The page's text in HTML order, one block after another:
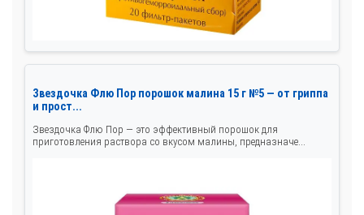
Звездочка Флю Пор порошок малина 15 г №5 — от гриппа
и прост...
Звездочка Флю Пор — это эффективный порошок для
приготовления раствора со вкусом малины, предназначе...